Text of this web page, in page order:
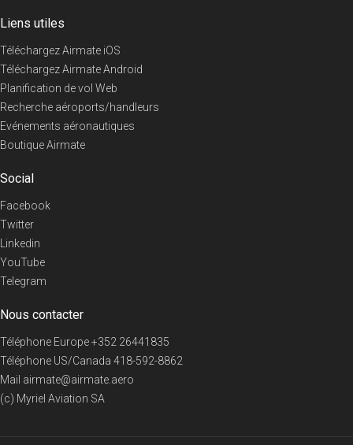
Liens utiles
Téléchargez Airmate iOS
Téléchargez Airmate Android
Planification de vol Web
Recherche aéroports/handleurs
Evénements aéronautiques
Boutique Airmate
Social
Facebook
Twitter
Linkedin
YouTube
Telegram
Nous contacter
Téléphone Europe+352 26441835
Téléphone US/Canada 418-592-8862
Mail airmate@airmate.aero
(c) Myriel Aviation SA